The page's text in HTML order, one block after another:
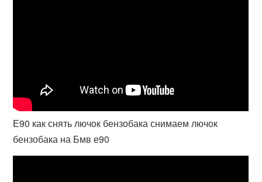
Е90 как снять лючок бензобака снимаем лючок
бензобака на Бмв е90